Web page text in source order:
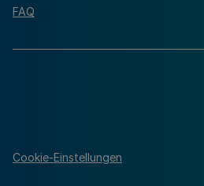
FAQ
Cookie-Einstellungen